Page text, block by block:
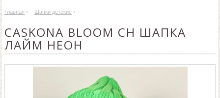
О БРЕНДЕ
ДОСТАВКА И ОПЛАТА
ОПТОВЫМ КЛИЕНТАМ
Главная › Шапки детские ›
CASKONA BLOOM CH ШАПКА
ЛАЙМ НЕОН